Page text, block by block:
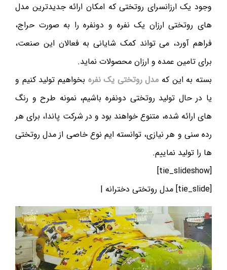
وجود یک ارزانسرای روتختی که امکان ارائه جدیدترین مدل
های روتختی ارزان یک نفره و دونفره را به صورت حراج،
فراهم آورد، می تواند کمک شایانی به فعالان این صنعت،
برای تامین عمده و ارزان محصولات نماید.
بسته به این که مدل روتختی یک نفره بخواهیم تولید کنیم و
یا در حال تولید روتختی دونفره باشیم، نمونه طرح و رنگ
های ارائه شده، متنوع خواهند بود و در شرکت پاندا، برای هر
رده سنی و هر نیازی، توانسته ایم نوع خاصی از مدل روتختی
ها را تولید نماییم.
[tie_slideshow]
[tie_slide] مدل روتختی دخترانه |